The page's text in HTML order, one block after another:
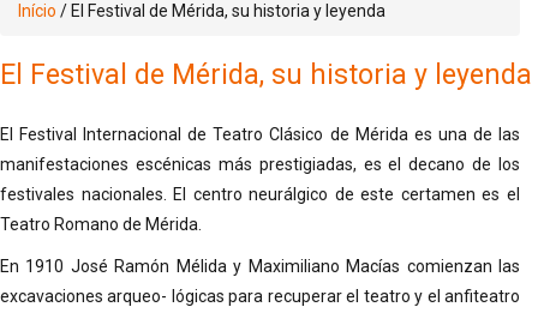
Início / El Festival de Mérida, su historia y leyenda
El Festival de Mérida, su historia y leyenda
El Festival Internacional de Teatro Clásico de Mérida es una de las
manifestaciones escénicas más prestigiadas, es el decano de los
festivales nacionales. El centro neurálgico de este certamen es el
Teatro Romano de Mérida.
En 1910 José Ramón Mélida y Maximiliano Macías comienzan las
excavaciones arqueo- lógicas para recuperar el teatro y el anfiteatro